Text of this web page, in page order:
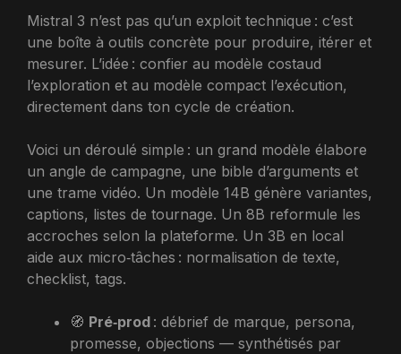
Mistral 3 n’est pas qu’un exploit technique : c’est
une boîte à outils concrète pour produire, itérer et
mesurer. L’idée : confier au modèle costaud
l’exploration et au modèle compact l’exécution,
directement dans ton cycle de création.
Voici un déroulé simple : un grand modèle élabore
un angle de campagne, une bible d’arguments et
une trame vidéo. Un modèle 14B génère variantes,
captions, listes de tournage. Un 8B reformule les
accroches selon la plateforme. Un 3B en local
aide aux micro‑tâches : normalisation de texte,
checklist, tags.
🧭 Pré‑prod : débrief de marque, persona,
promesse, objections — synthétisés par